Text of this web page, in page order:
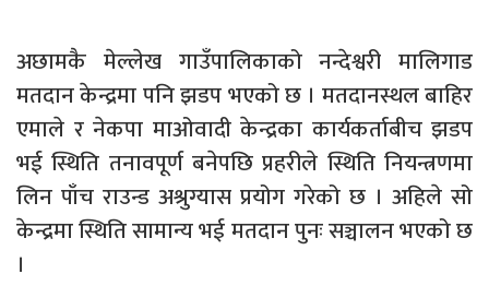
अछामकै मेल्लेख गाउँपालिकाको नन्देश्वरी मालिगाड
मतदान केन्द्रमा पनि झडप भएको छ । मतदानस्थल बाहिर
एमाले र नेकपा माओवादी केन्द्रका कार्यकर्ताबीच झडप
भई स्थिति तनावपूर्ण बनेपछि प्रहरीले स्थिति नियन्त्रणमा
लिन पाँच राउन्ड अश्रुग्यास प्रयोग गरेको छ । अहिले सो
केन्द्रमा स्थिति सामान्य भई मतदान पुनः सञ्चालन भएको छ
।